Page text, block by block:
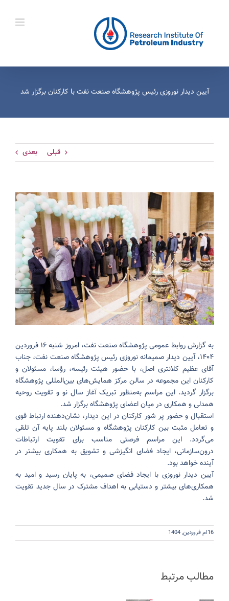
آیین دیدار نوروزی رئیس پژوهشگاه صنعت نفت با کارکنان برگزار شد
قبلی بعدی
View
Larger
Image
به گزارش روابط عمومی پژوهشگاه صنعت نفت، امروز شنبه ۱۶ فروردین
۱۴۰۴، آیین دیدار صمیمانه نوروزی رئیس پژوهشگاه صنعت نفت، جناب
آقای عظیم کلانتری اصل، با حضور هیئت رئیسه، رؤسا، مسئولان و
کارکنان این مجموعه در سالن مرکز همایش‌های بین‌المللی پژوهشگاه
برگزار گردید. این مراسم به‌منظور تبریک آغاز سال نو و تقویت روحیه
همدلی و همکاری در میان اعضای پژوهشگاه برگزار شد.
استقبال و حضور پر شور کارکنان در این دیدار، نشان‌دهنده ارتباط قوی
و تعامل مثبت بین کارکنان پژوهشگاه و مسئولان بلند پایه آن تلقی
می‌گردد. این مراسم فرصتی مناسب برای تقویت ارتباطات
درون‌سازمانی، ایجاد فضای انگیزشی و تشویق به همکاری بیشتر در
آینده خواهد بود.
آیین دیدار نوروزی با ایجاد فضای صمیمی، به پایان رسید و امید به
همکاری‌های بیشتر و دستیابی به اهداف مشترک در سال جدید تقویت
شد.
16ام فروردین, 1404
مطالب مرتبط